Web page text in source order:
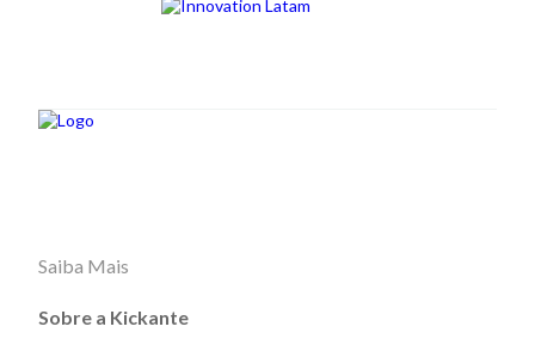
Saiba Mais
Sobre a Kickante